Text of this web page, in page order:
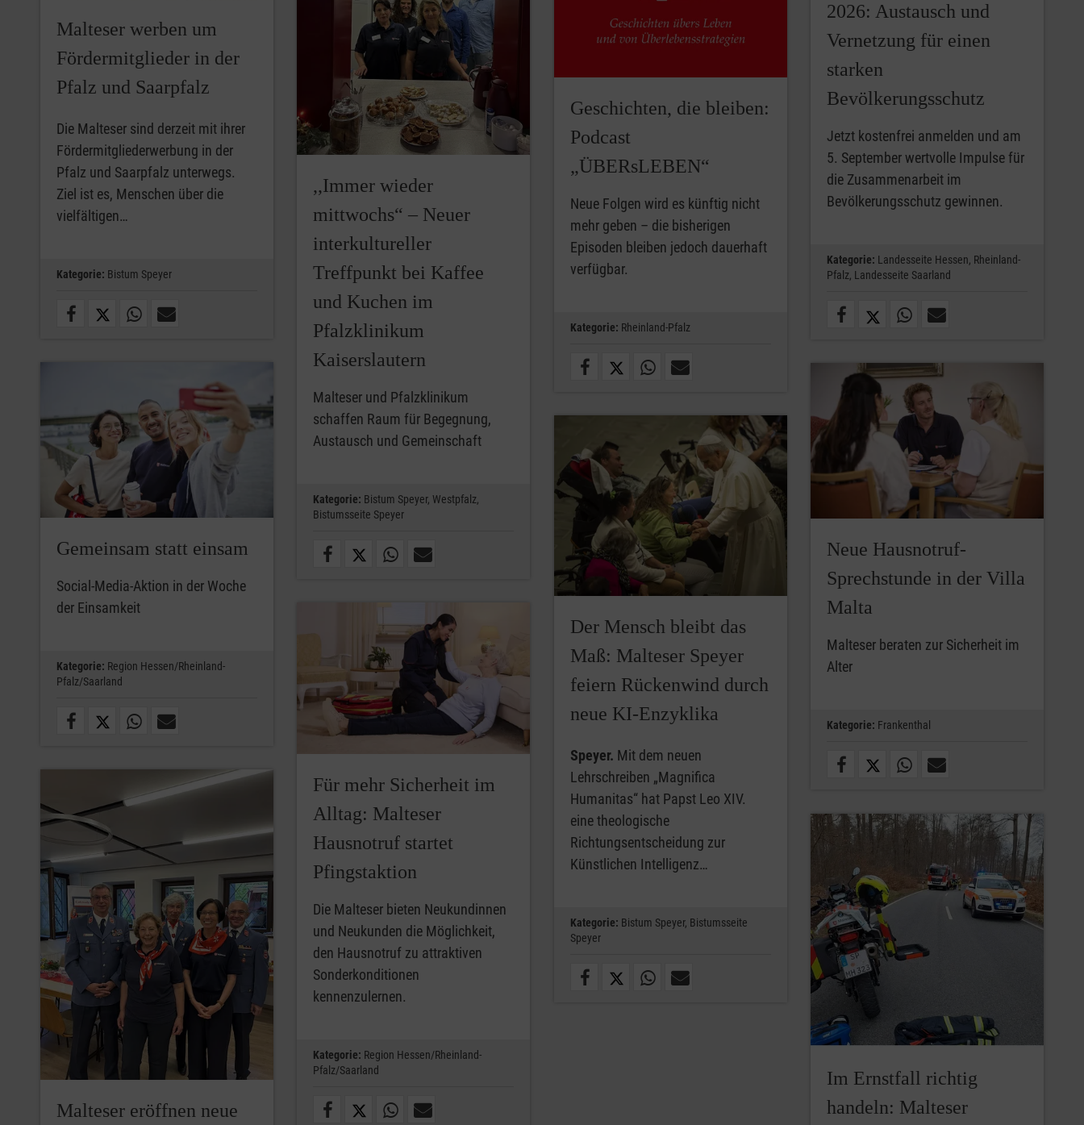
Malteser werben um
Fördermitglieder in der
Pfalz und Saarpfalz
Die Malteser sind derzeit mit ihrer
Fördermitgliederwerbung in der
Pfalz und Saarpfalz unterwegs.
Ziel ist es, Menschen über die
vielfältigen…
Kategorie: Bistum Speyer
,,Immer wieder
mittwochs“ – Neuer
interkultureller
Treffpunkt bei Kaffee
und Kuchen im
Pfalzklinikum
Kaiserslautern
Malteser und Pfalzklinikum
schaffen Raum für Begegnung,
Austausch und Gemeinschaft
Kategorie: Bistum Speyer, Westpfalz,
Bistumsseite Speyer
Geschichten, die bleiben:
Podcast
„ÜBERsLEBEN“
Neue Folgen wird es künftig nicht
mehr geben – die bisherigen
Episoden bleiben jedoch dauerhaft
verfügbar.
Kategorie: Rheinland-Pfalz
2026: Austausch und
Vernetzung für einen
starken
Bevölkerungsschutz
Jetzt kostenfrei anmelden und am
5. September wertvolle Impulse für
die Zusammenarbeit im
Bevölkerungsschutz gewinnen.
Kategorie: Landesseite Hessen, Rheinland-
Pfalz, Landesseite Saarland
Gemeinsam statt einsam
Social-Media-Aktion in der Woche
der Einsamkeit
Kategorie: Region Hessen/Rheinland-
Pfalz/Saarland
Neue Hausnotruf-
Sprechstunde in der Villa
Malta
Malteser beraten zur Sicherheit im
Alter
Kategorie: Frankenthal
Der Mensch bleibt das
Maß: Malteser Speyer
feiern Rückenwind durch
neue KI-Enzyklika
Speyer. Mit dem neuen
Lehrschreiben „Magnifica
Humanitas“ hat Papst Leo XIV.
eine theologische
Richtungsentscheidung zur
Künstlichen Intelligenz…
Kategorie: Bistum Speyer, Bistumsseite
Speyer
Für mehr Sicherheit im
Alltag: Malteser
Hausnotruf startet
Pfingstaktion
Die Malteser bieten Neukundinnen
und Neukunden die Möglichkeit,
den Hausnotruf zu attraktiven
Sonderkonditionen
kennenzulernen.
Kategorie: Region Hessen/Rheinland-
Pfalz/Saarland
Malteser eröffnen neue
Im Ernstfall richtig
handeln: Malteser